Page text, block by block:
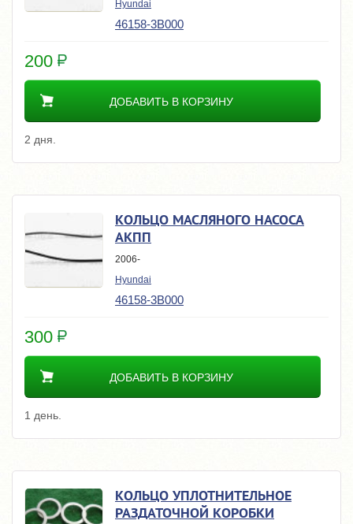
Hyundai
46158-3B000
200
ДОБАВИТЬ В КОРЗИНУ
2 дня.
КОЛЬЦО МАСЛЯНОГО НАСОСА
АКПП
2006-
Hyundai
46158-3B000
300
ДОБАВИТЬ В КОРЗИНУ
1 день.
КОЛЬЦО УПЛОТНИТЕЛЬНОЕ
РАЗДАТОЧНОЙ КОРОБКИ